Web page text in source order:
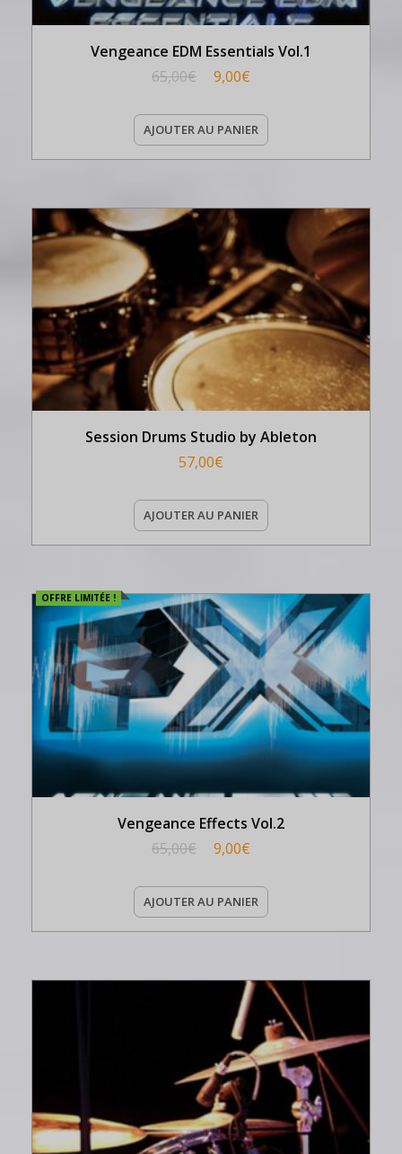
Vengeance EDM Essentials Vol.1
65,00€ 9,00€
AJOUTER AU PANIER
Session Drums Studio by Ableton
57,00€
AJOUTER AU PANIER
OFFRE LIMITÉE !
Vengeance Effects Vol.2
65,00€ 9,00€
AJOUTER AU PANIER